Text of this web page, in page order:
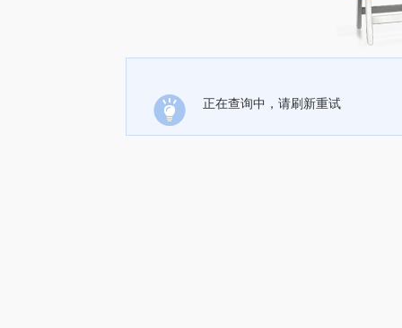
正在查询中，请刷新重试